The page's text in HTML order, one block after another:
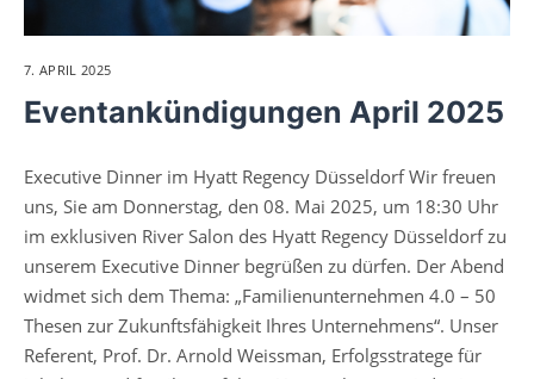
7. APRIL 2025
Eventankündigungen April 2025
Executive Dinner im Hyatt Regency Düsseldorf Wir freuen
uns, Sie am Donnerstag, den 08. Mai 2025, um 18:30 Uhr
im exklusiven River Salon des Hyatt Regency Düsseldorf zu
unserem Executive Dinner begrüßen zu dürfen. Der Abend
widmet sich dem Thema: „Familienunternehmen 4.0 – 50
Thesen zur Zukunftsfähigkeit Ihres Unternehmens“. Unser
Referent, Prof. Dr. Arnold Weissman, Erfolgsstratege für